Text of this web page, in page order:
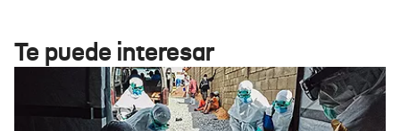
Te puede interesar